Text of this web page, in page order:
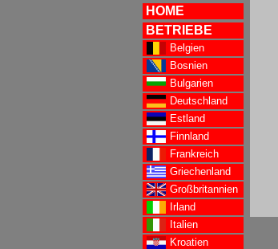
HOME
BETRIEBE
Belgien
Bosnien
Bulgarien
Deutschland
Estland
Finnland
Frankreich
Griechenland
Großbritannien
Irland
Italien
Kroatien